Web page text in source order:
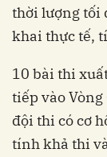
thời lượng tối
khai thực tế,
10 bài thi
tiếp vào
đội thi có cơ
tính khả thi